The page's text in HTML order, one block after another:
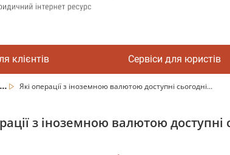
клієнтів Сервіси для юристів
... Які операції з іноземною валютою доступні сьогодні...
з іноземною валютою доступні